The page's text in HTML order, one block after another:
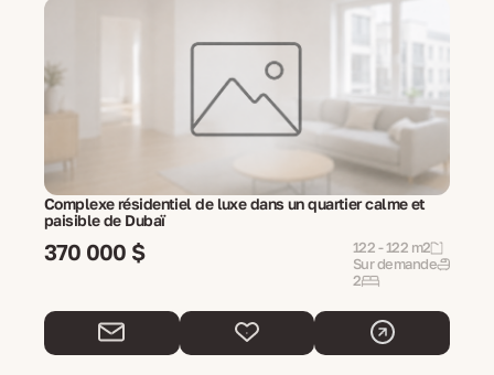
Complexe résidentiel de luxe dans un quartier calme et
paisible de Dubaï
370 000 $
122 - 122 m2
Sur demande
2